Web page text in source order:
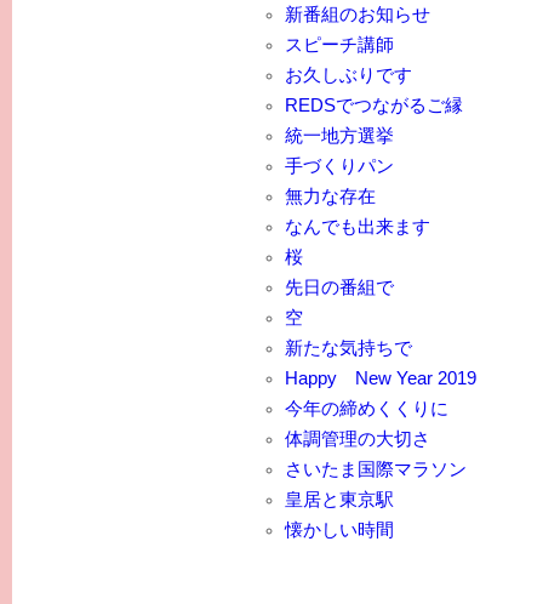
新番組のお知らせ
スピーチ講師
お久しぶりです
REDSでつながるご縁
統一地方選挙
手づくりパン
無力な存在
なんでも出来ます
桜
先日の番組で
空
新たな気持ちで
Happy New Year 2019
今年の締めくくりに
体調管理の大切さ
さいたま国際マラソン
皇居と東京駅
懐かしい時間